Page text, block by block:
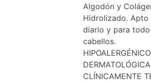
Algodón y
Hidrolizado. Apto
diario y para
cabellos.
CLÍNICAMENTE